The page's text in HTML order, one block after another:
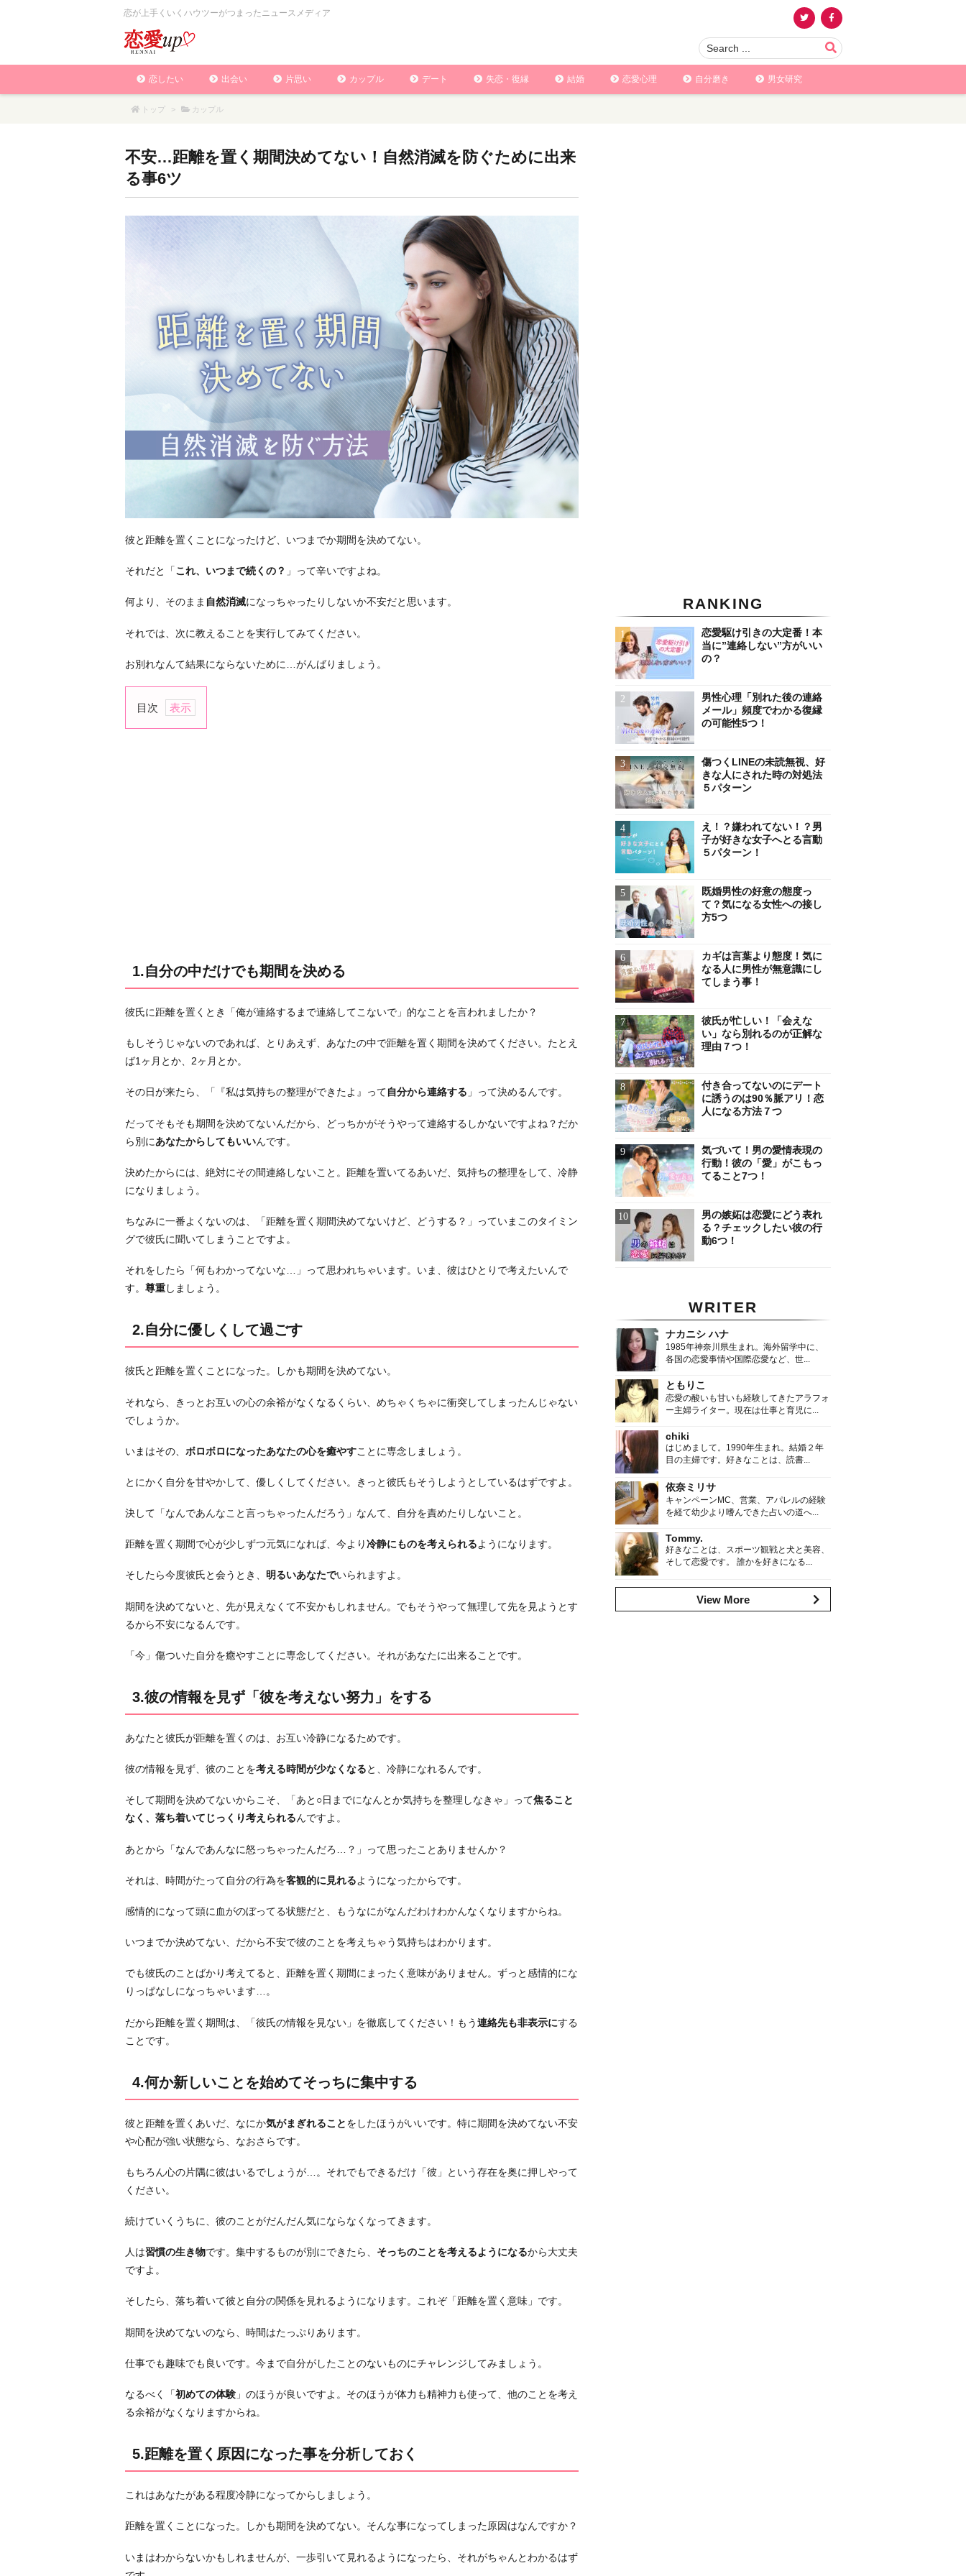
恋が上手くいくハウツーがつまったニュースメディア
恋したい 出会い 片思い カップル デート 失恋・復縁 結婚 恋愛心理 自分磨き 男女研究
トップ > カップル
不安…距離を置く期間決めてない！自然消滅を防ぐために出来
る事6ツ
彼と距離を置くことになったけど、いつまでか期間を決めてない。
それだと「これ、いつまで続くの？ 」って辛いですよね。
何より、そのまま 自然消滅になっちゃったりしないか不安だと思います。
それでは、次に教えることを実行してみてください。
お別れなんて結果にならないために…がんばりましょう。
目次
1.
る
自
し
し
て
ご
す
3.
彼
情
報
見
ず
考
え
い
力」
る
何
い
と
を
め
っ
集
す
距
を
置
な
た
事
分
析
お
く
自
と
彼
愛
を
じ
り
1.自分の中だけでも期間を決める
彼氏に距離を置くとき「俺が連絡するまで連絡してこないで」的なことを言われましたか？
もしそうじゃないのであれば、とりあえず、あなたの中で距離を置く期間を決めてください。たとえ
ば1ヶ月とか、2ヶ月とか。
その日が来たら、「『私は気持ちの整理ができたよ』って自分から連絡する 」って決めるんです。
だってそもそも期間を決めてないんだから、どっちかがそうやって連絡するしかないですよね？だか
ら別にあなたからしてもいいんです。
決めたからには、絶対にその間連絡しないこと。距離を置いてるあいだ、気持ちの整理をして、冷静
になりましょう。
ちなみに一番よくないのは、「距離を置く期間決めてないけど、どうする？」っていまこのタイミン
グで彼氏に聞いてしまうことですよ。
それをしたら「何もわかってないな…」って思われちゃいます。いま、彼はひとりで考えたいんで
す。 尊重しましょう。
2.自分に優しくして過ごす
彼氏と距離を置くことになった。しかも期間を決めてない。
それなら、きっとお互いの心の余裕がなくなるくらい、めちゃくちゃに衝突してしまったんじゃない
でしょうか。
いまはその、 ボロボロになったあなたの心を癒やすことに専念しましょう。
とにかく自分を甘やかして、優しくしてください。きっと彼氏もそうしようとしているはずですよ。
決して「なんであんなこと言っちゃったんだろう」なんて、自分を責めたりしないこと。
距離を置く期間で心が少しずつ元気になれば、今より冷静にものを考えられるようになります。
そしたら今度彼氏と会うとき、 明るいあなたでいられますよ。
期間を決めてないと、先が見えなくて不安かもしれません。でもそうやって無理して先を見ようとす
るから不安になるんです。
「今」傷ついた自分を癒やすことに専念してください。それがあなたに出来ることです。
3.彼の情報を見ず「彼を考えない努力」をする
あなたと彼氏が距離を置くのは、お互い冷静になるためです。
彼の情報を見ず、彼のことを考える時間が少なくなると、冷静になれるんです。
そして期間を決めてないからこそ、「あと○日までになんとか気持ちを整理しなきゃ」って焦ること
なく、落ち着いてじっくり考えられるんですよ。
あとから「なんであんなに怒っちゃったんだろ…？」って思ったことありませんか？
それは、時間がたって自分の行為を客観的に見れるようになったからです。
感情的になって頭に血がのぼってる状態だと、もうなにがなんだわけわかんなくなりますからね。
いつまでか決めてない、だから不安で彼のことを考えちゃう気持ちはわかります。
でも彼氏のことばかり考えてると、距離を置く期間にまったく意味がありません。ずっと感情的にな
りっぱなしになっちゃいます…。
だから距離を置く期間は、「彼氏の情報を見ない」を徹底してください！もう連絡先も非表示にする
ことです。
4.何か新しいことを始めてそっちに集中する
彼と距離を置くあいだ、なにか気がまぎれることをしたほうがいいです。特に期間を決めてない不安
や心配が強い状態なら、なおさらです。
もちろん心の片隅に彼はいるでしょうが…。それでもできるだけ「彼」という存在を奥に押しやって
ください。
続けていくうちに、彼のことがだんだん気にならなくなってきます。
人は習慣の生き物です。集中するものが別にできたら、 そっちのことを考えるようになるから大丈夫
ですよ。
そしたら、落ち着いて彼と自分の関係を見れるようになります。これぞ「距離を置く意味」です。
期間を決めてないのなら、時間はたっぷりあります。
仕事でも趣味でも良いです。今まで自分がしたことのないものにチャレンジしてみましょう。
なるべく「初めての体験 」のほうが良いですよ。そのほうが体力も精神力も使って、他のことを考え
る余裕がなくなりますからね。
5.距離を置く原因になった事を分析しておく
これはあなたがある程度冷静になってからしましょう。
距離を置くことになった。しかも期間を決めてない。そんな事になってしまった原因はなんですか？
いまはわからないかもしれませんが、一歩引いて見れるようになったら、それがちゃんとわかるはず
RANKING
恋愛駆け引きの大定番！本
当に”連絡しない”方がいい
の？
男性心理「別れた後の連絡
メール」頻度でわかる復縁
の可能性5つ！
傷つくLINEの未読無視、好
きな人にされた時の対処法
５パターン
え！？嫌われてない！？男
子が好きな女子へとる言動
５パターン！
既婚男性の好意の態度っ
て？気になる女性への接し
方5つ
カギは言葉より態度！気に
なる人に男性が無意識にし
てしまう事！
彼氏が忙しい！「会えな
い」なら別れるのが正解な
理由７つ！
付き合ってないのにデート
に誘うのは90％脈アリ！恋
人になる方法７つ
気づいて！男の愛情表現の
行動！彼の「愛」がこもっ
てること7つ！
男の嫉妬は恋愛にどう表れ
る？チェックしたい彼の行
動6つ！
WRITER
ナカニシ ハナ
1985年神奈川県生まれ。海外留学中に、
各国の恋愛事情や国際恋愛など、世...
ともりこ
恋愛の酸いも甘いも経験してきたアラフォ
ー主婦ライター。現在は仕事と育児に...
chiki
はじめまして。1990年生まれ。結婚２年
目の主婦です。好きなことは、読書...
依奈ミリサ
キャンペーンMC、営業、アパレルの経験
を経て幼少より嗜んできた占いの道へ...
Tommy.
好きなことは、スポーツ観戦と犬と美容、
そして恋愛です。 誰かを好きになる...
View More